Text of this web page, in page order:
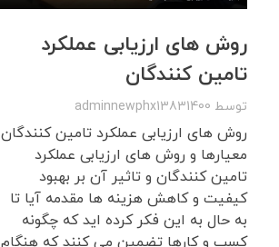
روش های ارزیابی عملکرد
تامین کنندگان
توسط adminnewphx13831400
روش های ارزیابی عملکرد تامین کنندگان
معیارها و روش های ارزیابی عملکرد
تامین کنندگان و تاثیر آن بر بهبود
کیفیت و کاهش هزینه ها مقدمه آیا تا
به حال به این فکر کرده اید که چگونه
کسب و کارها تضمین می کنند که هنگام